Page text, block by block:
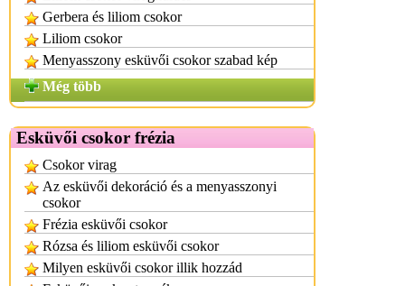
Gerbera és liliom csokor
Liliom csokor
Menyasszony esküvői csokor szabad kép
Még több
Esküvői csokor frézia
Csokor virag
Az esküvői dekoráció és a menyasszonyi
csokor
Frézia esküvői csokor
Rózsa és liliom esküvői csokor
Milyen esküvői csokor illik hozzád